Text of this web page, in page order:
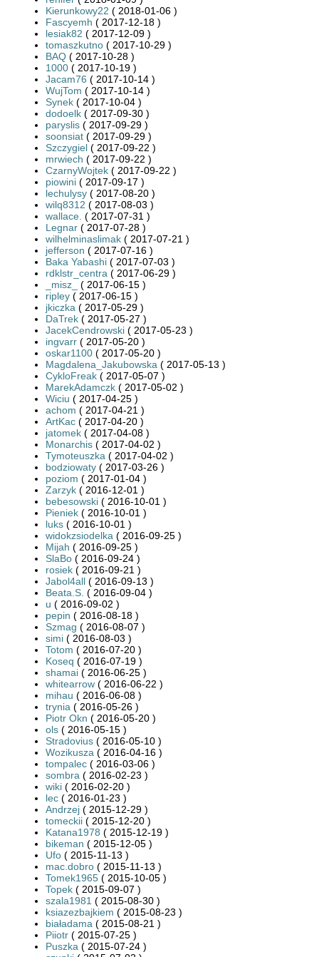
Kierunkowy22 ( 2018-01-06 )
Fascyemh ( 2017-12-18 )
lesiak82 ( 2017-12-09 )
tomaszkutno ( 2017-10-29 )
BAQ ( 2017-10-28 )
1000 ( 2017-10-19 )
Jacam76 ( 2017-10-14 )
WujTom ( 2017-10-14 )
Synek ( 2017-10-04 )
dodoelk ( 2017-09-30 )
paryslis ( 2017-09-29 )
soonsiat ( 2017-09-29 )
Szczygiel ( 2017-09-22 )
mrwiech ( 2017-09-22 )
CzarnyWojtek ( 2017-09-22 )
piowini ( 2017-09-17 )
lechulysy ( 2017-08-20 )
wilq8312 ( 2017-08-03 )
wallace. ( 2017-07-31 )
Legnar ( 2017-07-28 )
wilhelminaslimak ( 2017-07-21 )
jefferson ( 2017-07-16 )
Baka Yabashi ( 2017-07-03 )
rdklstr_centra ( 2017-06-29 )
_misz_
( 2017-06-15 )
ripley ( 2017-06-15 )
jkiczka ( 2017-05-29 )
DaTrek ( 2017-05-27 )
JacekCendrowski ( 2017-05-23 )
ingvarr ( 2017-05-20 )
oskar1100 ( 2017-05-20 )
Magdalena_Jakubowska ( 2017-05-13 )
CykloFreak ( 2017-05-07 )
MarekAdamczk ( 2017-05-02 )
Wiciu ( 2017-04-25 )
achom ( 2017-04-21 )
ArtKac ( 2017-04-20 )
jatomek ( 2017-04-08 )
Monarchis ( 2017-04-02 )
Tymoteuszka ( 2017-04-02 )
bodziowaty ( 2017-03-26 )
poziom ( 2017-01-04 )
Zarzyk ( 2016-12-01 )
bebesowski ( 2016-10-01 )
Pieniek ( 2016-10-01 )
luks ( 2016-10-01 )
widokzsiodelka ( 2016-09-25 )
Mijah ( 2016-09-25 )
SlaBo ( 2016-09-24 )
rosiek ( 2016-09-21 )
Jabol4all ( 2016-09-13 )
Beata.S. ( 2016-09-04 )
u ( 2016-09-02 )
pepin ( 2016-08-18 )
Szmag ( 2016-08-07 )
simi ( 2016-08-03 )
Totom ( 2016-07-20 )
Koseq ( 2016-07-19 )
shamai ( 2016-06-25 )
whitearrow ( 2016-06-22 )
mihau ( 2016-06-08 )
trynia ( 2016-05-26 )
Piotr Okn ( 2016-05-20 )
ols ( 2016-05-15 )
Stradovius ( 2016-05-10 )
Wozikusza ( 2016-04-16 )
tompalec ( 2016-03-06 )
sombra ( 2016-02-23 )
wiki ( 2016-02-20 )
lec ( 2016-01-23 )
Andrzej ( 2015-12-29 )
tomeckii ( 2015-12-20 )
Katana1978 ( 2015-12-19 )
bikeman ( 2015-12-05 )
Ufo ( 2015-11-13 )
mac.dobro ( 2015-11-13 )
Tomek1965 ( 2015-10-05 )
Topek ( 2015-09-07 )
szala1981 ( 2015-08-30 )
ksiazezbajkiem ( 2015-08-23 )
białadama ( 2015-08-21 )
Piiotr ( 2015-07-25 )
Puszka ( 2015-07-24 )